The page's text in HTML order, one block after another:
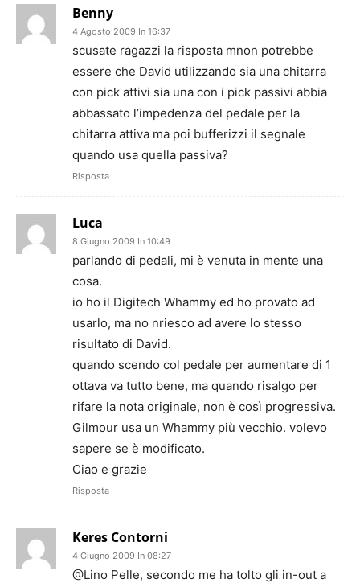
Benny
4 Agosto 2009 In 16:37
scusate ragazzi la risposta mnon potrebbe
essere che David utilizzando sia una chitarra
con pick attivi sia una con i pick passivi abbia
abbassato l’impedenza del pedale per la
chitarra attiva ma poi bufferizzi il segnale
quando usa quella passiva?
Risposta
Luca
8 Giugno 2009 In 10:49
parlando di pedali, mi è venuta in mente una
cosa.
io ho il Digitech Whammy ed ho provato ad
usarlo, ma no nriesco ad avere lo stesso
risultato di David.
quando scendo col pedale per aumentare di 1
ottava va tutto bene, ma quando risalgo per
rifare la nota originale, non è così progressiva.
Gilmour usa un Whammy più vecchio. volevo
sapere se è modificato.
Ciao e grazie
Risposta
Keres Contorni
4 Giugno 2009 In 08:27
@Lino Pelle, secondo me ha tolto gli in-out a